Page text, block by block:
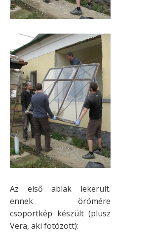
Az első ablak lekerült.
ennek örömére
csoportkép készült (plusz
Vera, aki fotózott):